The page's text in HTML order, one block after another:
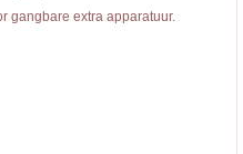
gangbare extra apparatuur.